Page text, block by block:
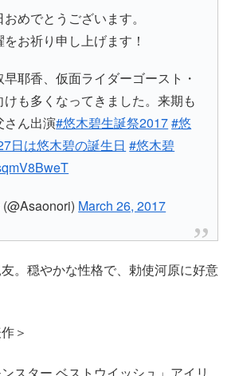
めでとうございます。
お祈り申し上げます！
耶香、仮面ライダーゴースト・
も多くなってきました。来期も
さん出演#悠木碧生誕祭2017#悠
日は悠木碧の誕生日 #悠木碧
March 26, 2017
。穏やかな性格で、勅使河原に好意
＞
スター ベストウイッシュ」アイリ